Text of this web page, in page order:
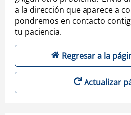
a la dirección que aparece a
pondremos en contacto
tu paciencia.
Regresar a la
Actualizar